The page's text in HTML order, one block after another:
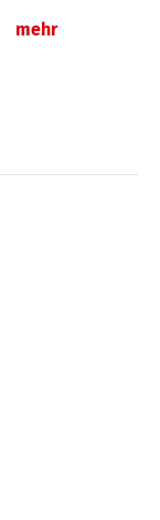
mehr